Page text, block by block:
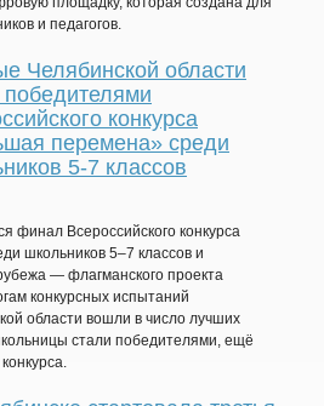
и педагогов.
Челябинской области
победителями
конкурса
перемена» среди
5-7 классов
финал Всероссийского конкурса
школьников 5–7 классов и
— флагманского проекта
конкурсных испытаний
области вошли в число лучших
стали победителями, ещё